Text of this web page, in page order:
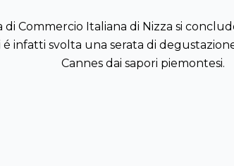
Commercio Italiana di Nizza si
é infatti svolta una serata di
Cannes dai sapori piemontesi.